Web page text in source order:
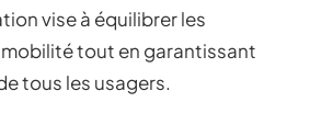
vise à équilibrer les
tout en garantissant
tous les usagers.